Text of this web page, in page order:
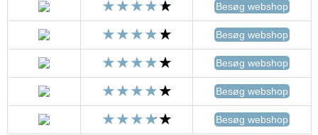
Besøg webshop
Besøg webshop
Besøg webshop
Besøg webshop
Besøg webshop